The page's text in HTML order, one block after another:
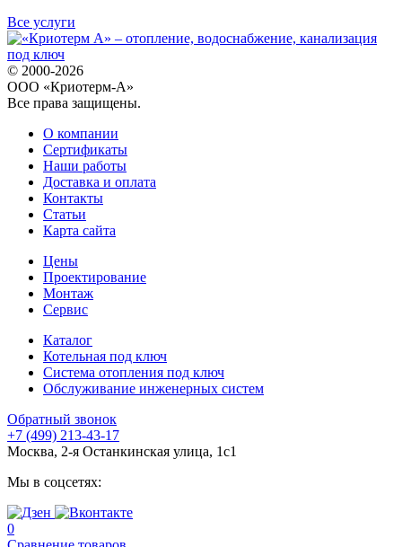
Все услуги
© 2000-2026
ООО «Криотерм-А»
Все права защищены.
О компании
Сертификаты
Наши работы
Доставка и оплата
Контакты
Статьи
Карта сайта
Цены
Проектирование
Монтаж
Сервис
Каталог
Котельная под ключ
Система отопления под ключ
Обслуживание инженерных систем
Обратный звонок
+7 (499) 213-43-17
Москва, 2-я Останкинская улица, 1с1
Мы в соцсетях:
0